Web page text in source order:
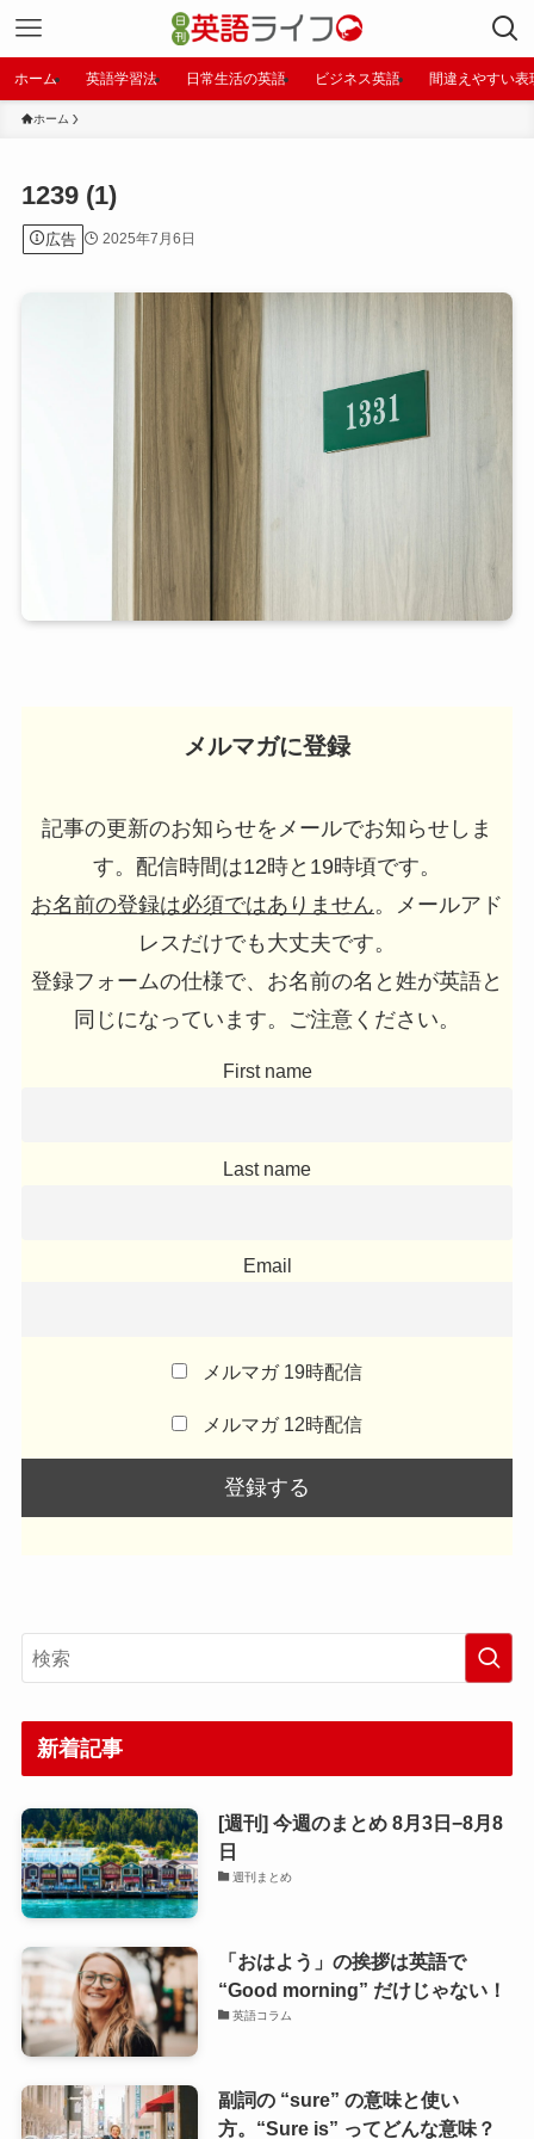
ホーム 英語学習法 日常生活の英語 ビジネス英語 間違えやすい表
ホーム
1239 (1)
広告 2025年7月6日
メルマガに登録
記事の更新のお知らせをメールでお知らせしま
す。配信時間は12時と19時頃です。
お名前の登録は必須ではありません。メールアド
レスだけでも大丈夫です。
登録フォームの仕様で、お名前の名と姓が英語と
同じになっています。ご注意ください。
First name
Last name
Email
メルマガ 19時配信
メルマガ 12時配信
新着記事
[週刊] 今週のまとめ 8月3日−8月8
日
週刊まとめ
「おはよう」の挨拶は英語で
“Good morning” だけじゃない！
英語コラム
副詞の “sure” の意味と使い
方。“Sure is” ってどんな意味？